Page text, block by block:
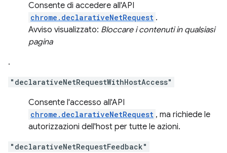
Consente di accedere all'API
chrome.declarativeNetRequest .
Avviso visualizzato: Bloccare i contenuti in qualsiasi
pagina
.
"declarativeNetRequestWithHostAccess"
Consente l'accesso all'API
chrome.declarativeNetRequest , ma richiede le
autorizzazioni dell'host per tutte le azioni.
"declarativeNetRequestFeedback"